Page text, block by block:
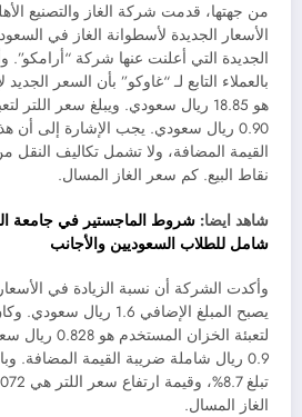
من جهتها، قدمت شركة الغاز والتصنيع
الأسعار الجديدة لأسطوانة الغاز في
الجديدة التي أعلنت عنها شركة “أرامكو”.
بالعملاء التابع لـ “غاوكو” بأن السعر الجديد
هو 18.85 ريال سعودي. ويبلغ سعر
0.90 ريال سعودي. يجب الإشارة إلى
القيمة المضافة، ولا تشمل تكاليف النقل
نقاط البيع. كم سعر الغاز المسال.
شاهد ايضا: شروط الماجستير في جامعة
شامل للطلاب السعوديين والأجانب
يصبح المبلغ الإضافي 1.6
لتعبئة الخزان
0.9 ريال شاملة ضريبة القيمة المضافة.
الغاز المسال.